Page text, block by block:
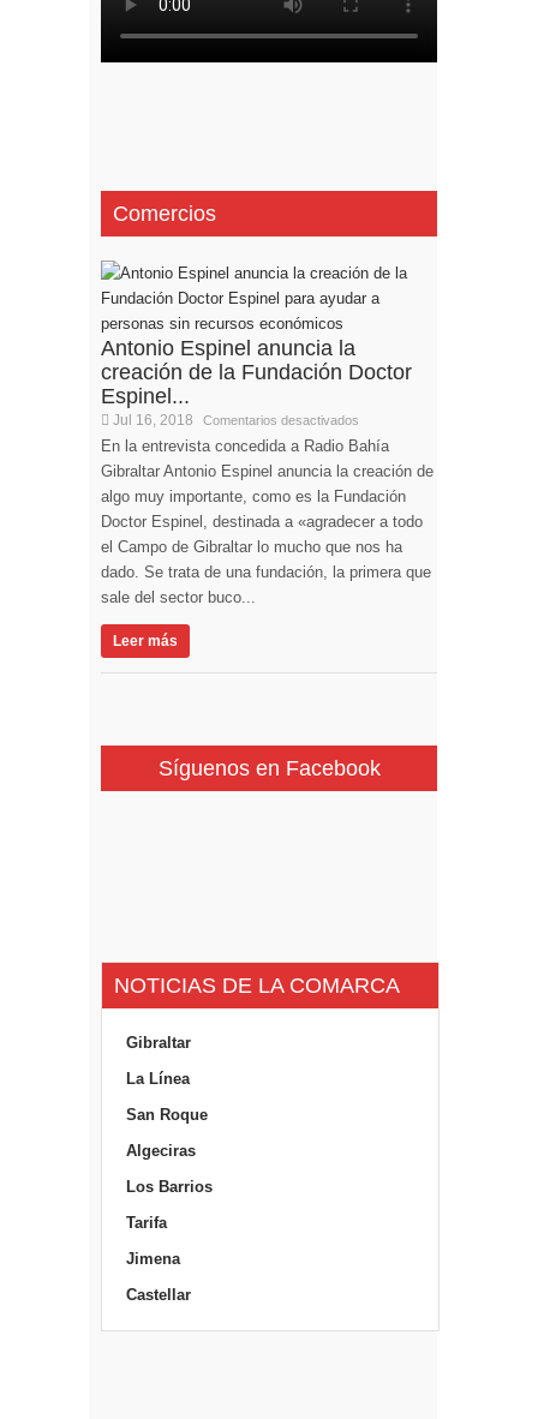
Comercios
Antonio Espinel anuncia la
creación de la Fundación Doctor
Espinel...
Jul 16, 2018 Comentarios desactivados
En la entrevista concedida a Radio Bahía
Gibraltar Antonio Espinel anuncia la creación de
algo muy importante, como es la Fundación
Doctor Espinel, destinada a «agradecer a todo
el Campo de Gibraltar lo mucho que nos ha
dado. Se trata de una fundación, la primera que
sale del sector buco...
Leer más
Síguenos en Facebook
NOTICIAS DE LA COMARCA
Gibraltar
La Línea
San Roque
Algeciras
Los Barrios
Tarifa
Jimena
Castellar